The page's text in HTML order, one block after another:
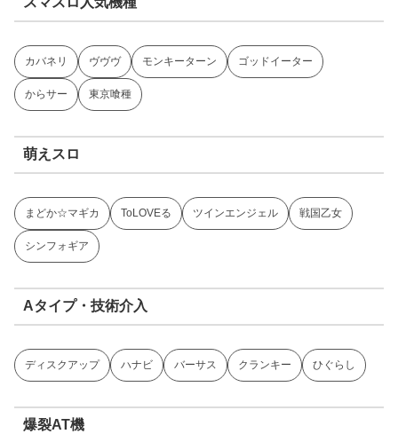
カバネリ ヴヴヴ モンキーターン ゴッドイーター
からサー 東京喰種
萌えスロ
まどか☆マギカ ToLOVEる ツインエンジェル 戦国乙女
シンフォギア
Aタイプ・技術介入
ディスクアップ ハナビ バーサス クランキー ひぐらし
爆裂AT機